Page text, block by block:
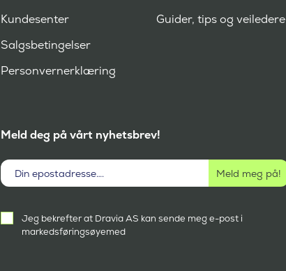
Kundesenter
Salgsbetingelser
Personvernerklæring
Guider, tips og veiledere
Meld deg på vårt nyhetsbrev!
samtykke
Jeg bekrefter at Dravia AS kan sende meg e-post i
markedsføringsøyemed